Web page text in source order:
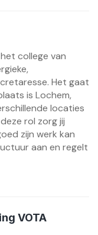
college van
Het gaat
is Lochem,
locaties
rol zorg jij
zijn werk kan
aan en regelt
VOTA